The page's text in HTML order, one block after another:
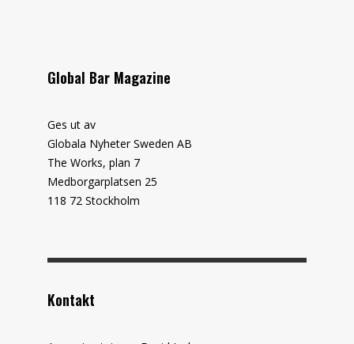
Global Bar Magazine
Ges ut av
Globala Nyheter Sweden AB
The Works, plan 7
Medborgarplatsen 25
118 72 Stockholm
Kontakt